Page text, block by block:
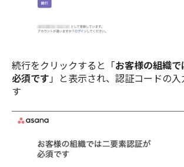
続行をクリックすると「お客様の組織
必須です」と表示され、認証コードの
す